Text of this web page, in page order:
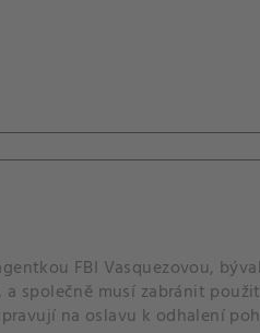
FBI Vasquezovou,
společně musí zabránit
na oslavu k odhalení